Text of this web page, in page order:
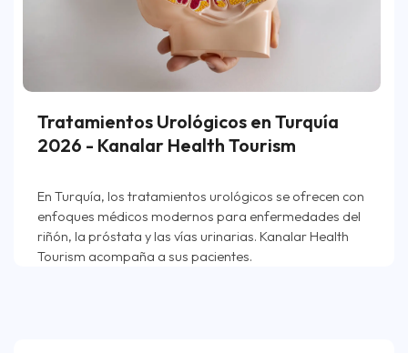
Tratamientos Urológicos en Turquía
2026 - Kanalar Health Tourism
En Turquía, los tratamientos urológicos se ofrecen con
enfoques médicos modernos para enfermedades del
riñón, la próstata y las vías urinarias. Kanalar Health